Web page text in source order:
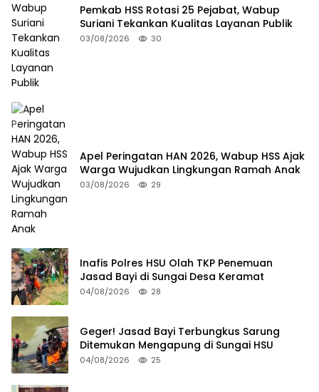
Pemkab HSS Rotasi 25 Pejabat, Wabup
Suriani Tekankan Kualitas Layanan Publik
03/08/2026 30
Apel Peringatan HAN 2026, Wabup HSS Ajak
Warga Wujudkan Lingkungan Ramah Anak
03/08/2026 29
Inafis Polres HSU Olah TKP Penemuan
Jasad Bayi di Sungai Desa Keramat
04/08/2026 28
Geger! Jasad Bayi Terbungkus Sarung
Ditemukan Mengapung di Sungai HSU
04/08/2026 25